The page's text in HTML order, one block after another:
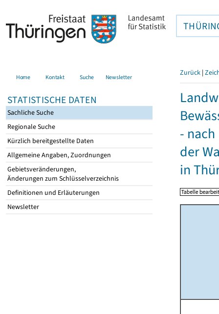
Home Kontakt Suche Newsletter
STATISTISCHE DATEN
Sachliche Suche
Regionale Suche
Kürzlich bereitgestellte Daten
Allgemeine Angaben, Zuordnungen
Gebietsveränderungen,
Änderungen zum Schlüsselverzeichnis
Definitionen und Erläuterungen
Newsletter
Zurück |
-
der
in